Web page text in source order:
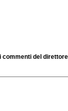
commenti del direttore